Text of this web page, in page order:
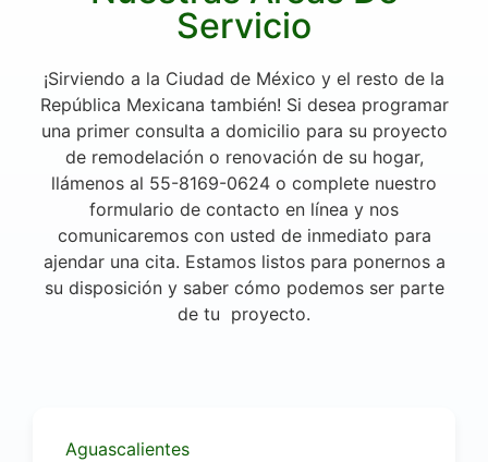
Servicio
¡Sirviendo a la Ciudad de México y el resto de la
República Mexicana también! Si desea programar
una primer consulta a domicilio para su proyecto
de remodelación o renovación de su hogar,
llámenos al 55-8169-0624 o complete nuestro
formulario de contacto en línea y nos
comunicaremos con usted de inmediato para
ajendar una cita. Estamos listos para ponernos a
su disposición y saber cómo podemos ser parte
de tu proyecto.
Aguascalientes